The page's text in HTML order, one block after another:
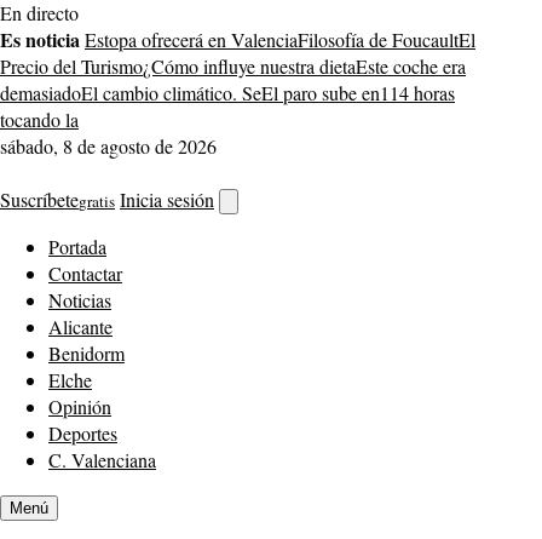
Saltar
al
contenido
En directo
Es noticiaEstopa ofrecerá en ValenciaFilosofía de FoucaultEl
Precio del Turismo¿Cómo influye nuestra dietaEste coche era
demasiadoEl cambio climático. SeEl paro sube en114 horas
tocando la
sábado, 8 de agosto de 2026
Suscríbetegratis Inicia sesión
buscador
Portada
Contactar
Noticias
Alicante
Benidorm
Elche
Opinión
Deportes
C. Valenciana
Menú